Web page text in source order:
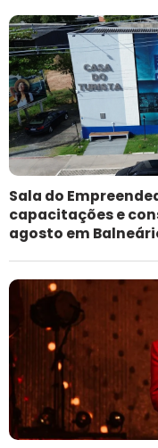
Sala do
capacitações e
agosto em